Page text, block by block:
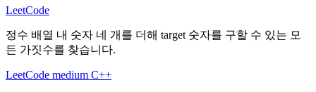
LeetCode
정수 배열 내 숫자 네 개를 더해 target 숫자를 구할 수 있는 모
든 가짓수를 찾습니다.
LeetCode medium C++